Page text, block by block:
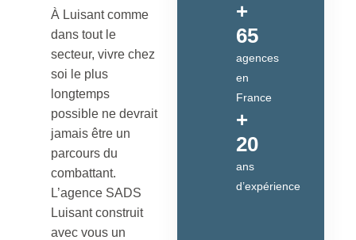
À Luisant comme
dans tout le
secteur, vivre chez
soi le plus
longtemps
possible ne devrait
jamais être un
parcours du
combattant.
L’agence SADS
Luisant construit
avec vous un
+
65
agences
en
France
+
20
ans
d’expérience